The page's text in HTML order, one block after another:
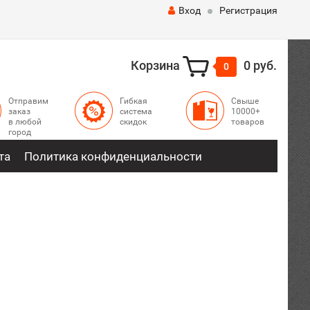
Вход Регистрация
Корзина 0 0 руб.
Отправим
заказ
в любой
город
Гибкая
система
скидок
Свыше
10000+
товаров
Политика конфиденциальности